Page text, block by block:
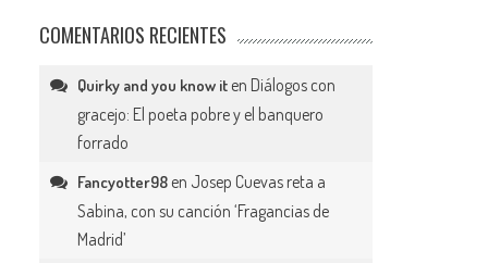
COMENTARIOS RECIENTES
Quirky and you know it en Diálogos con
gracejo: El poeta pobre y el banquero
forrado
Fancyotter98 en Josep Cuevas reta a
Sabina, con su canción ‘Fragancias de
Madrid’